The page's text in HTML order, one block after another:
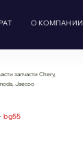
О КОМПАНИИ
запчасти Chery,
Jaecoo
bg55